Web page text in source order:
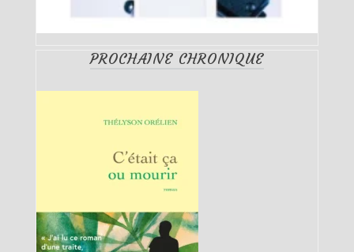
PROCHAINE CHRONIQUE